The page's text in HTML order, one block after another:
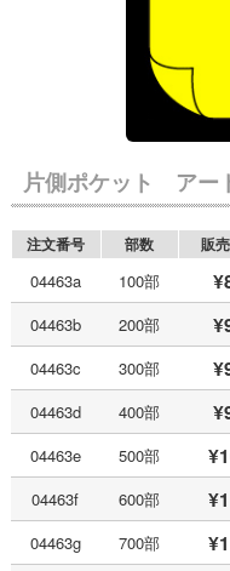
片側ポケット アー
注文番号 部数 販
04463a 100部
04463b
200部
04463c
300部
04463d
400部
04463e
500部
04463f
600部
04463g
700部